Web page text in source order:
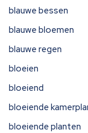
blauwe bessen
blauwe bloemen
blauwe regen
bloeien
bloeiend
bloeiende
bloeiende planten